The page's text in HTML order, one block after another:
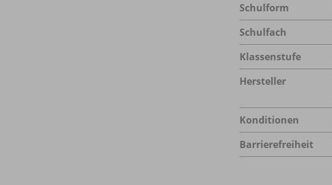
Schulform
Schulfach
Klassenstufe
Hersteller
Konditionen
Barrierefreiheit